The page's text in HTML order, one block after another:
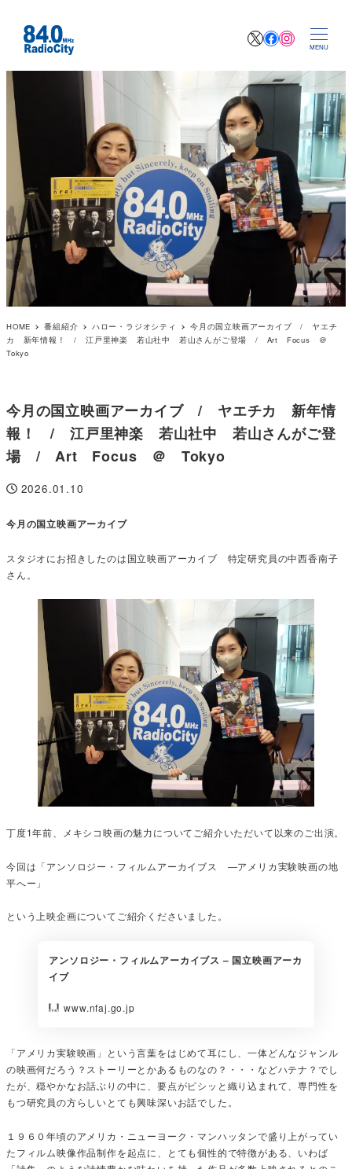
XFacebook
MENU
HOME 番組紹介 ハロー・ラジオシティ
今月の国立映画アーカイブ / ヤエチ
カ 新年情報！ / 江戸里神楽 若山社中 若山さんがご登場 / Art Focus ＠
Tokyo
今月の国立映画アーカイブ / ヤエチカ 新年情
報！ / 江戸里神楽 若山社中 若山さんがご登
場 / Art Focus ＠ Tokyo
投稿日
2026.01.10
今月の国立映画アーカイブ
スタジオにお招きしたのは国立映画アーカイブ 特定研究員の中西香南子
さん。
丁度1年前、メキシコ映画の魅力についてご紹介いただいて以来のご出演。
今回は「アンソロジー・フィルムアーカイブス ―アメリカ実験映画の地
平へー」
という上映企画についてご紹介くださいました。
アンソロジー・フィルムアーカイブス – 国立映画アーカ
イブ
www.nfaj.go.jp
「アメリカ実験映画」という言葉をはじめて耳にし、一体どんなジャンル
の映画何だろう？ストーリーとかあるものなの？・・・などハテナ？でし
たが、穏やかなお話ぶりの中に、要点がピシッと織り込まれて、専門性を
もつ研究員の方らしいとても興味深いお話でした。
１９６０年頃のアメリカ・ニューヨーク・マンハッタンで盛り上がってい
たフィルム映像作品制作を起点に、とても個性的で特徴がある、いわば